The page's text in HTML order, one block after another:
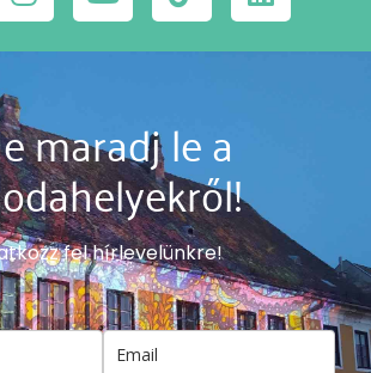
maradj le a
fel hírlevelünkre!